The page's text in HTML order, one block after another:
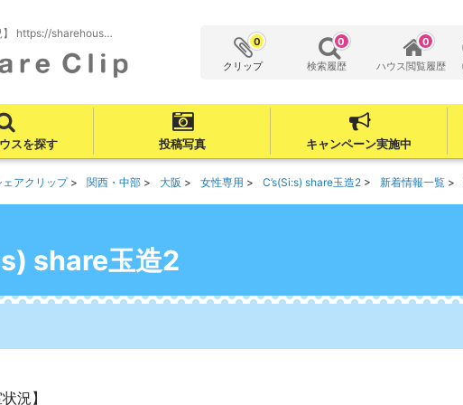
】 https://sharehous…
クリップ
0
検索履歴
0
ハウス閲覧履歴
0
スを探す 投稿写真 キャンペーン実施中
アクリップ 関西・中部 大阪 女性専用 C’s(Si:s) share玉造2 新着情報一覧
share玉造2
況】